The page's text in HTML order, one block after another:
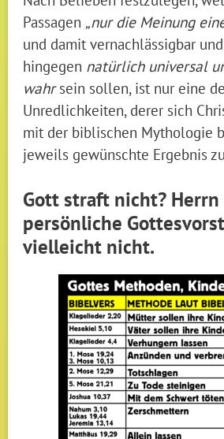
Passagen „nur die Meinung
und damit vernachlässigbar
hingegen natürlich universal
wahrsein sollen, ist nur eine
Unredlichkeiten, derer sich
mit der biblischen Mythologie
jeweils gewünschte Ergebnis
Gott straft nicht? Herrn
persönliche
vielleicht nicht.